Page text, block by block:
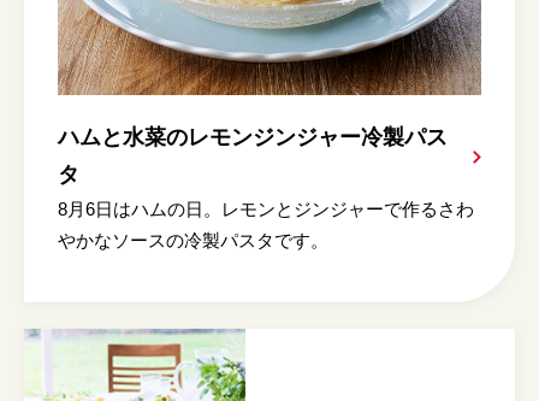
ハムと水菜のレモンジンジャー冷製パス
タ
8月6日はハムの日。レモンとジンジャーで作るさわ
やかなソースの冷製パスタです。